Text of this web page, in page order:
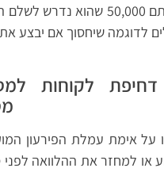
מראה ללקוח כי אותם 50,000 שהוא
לקוחות
על אימת עמלת הפירעון
או למחזר את ההלוואה